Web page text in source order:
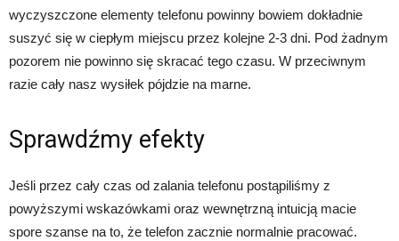
wyczyszczone elementy telefonu powinny bowiem dokładnie
suszyć się w ciepłym miejscu przez kolejne 2-3 dni. Pod żadnym
pozorem nie powinno się skracać tego czasu. W przeciwnym
razie cały nasz wysiłek pójdzie na marne.
Sprawdźmy efekty
Jeśli przez cały czas od zalania telefonu postąpiliśmy z
powyższymi wskazówkami oraz wewnętrzną intuicją macie
spore szanse na to, że telefon zacznie normalnie pracować.